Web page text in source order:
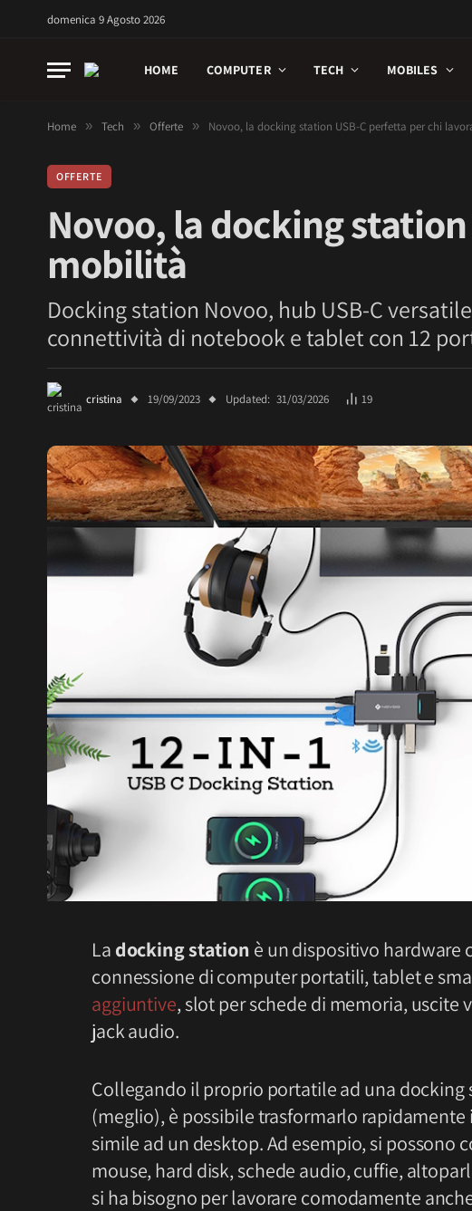
domenica 9 Agosto 2026
HOME COMPUTER TECH MOBILES
Home » Tech » Offerte » Novoo, la docking station USB-C perfetta per chi
OFFERTE
Novoo, la docking
mobilità
Docking station Novoo, hub USB-C
connettività di notebook e tablet con 12
cristina 19/09/2023 Updated: 31/03/2026 19
La docking station è un dispositivo hardware
connessione di computer portatili, tablet e
aggiuntive, slot per schede di memoria, uscite
jack audio.
Collegando il proprio portatile ad una docking
(meglio), è possibile trasformarlo
simile ad un desktop. Ad esempio, si possono
mouse, hard disk, schede audio, cuffie,
si ha bisogno per lavorare comodamente